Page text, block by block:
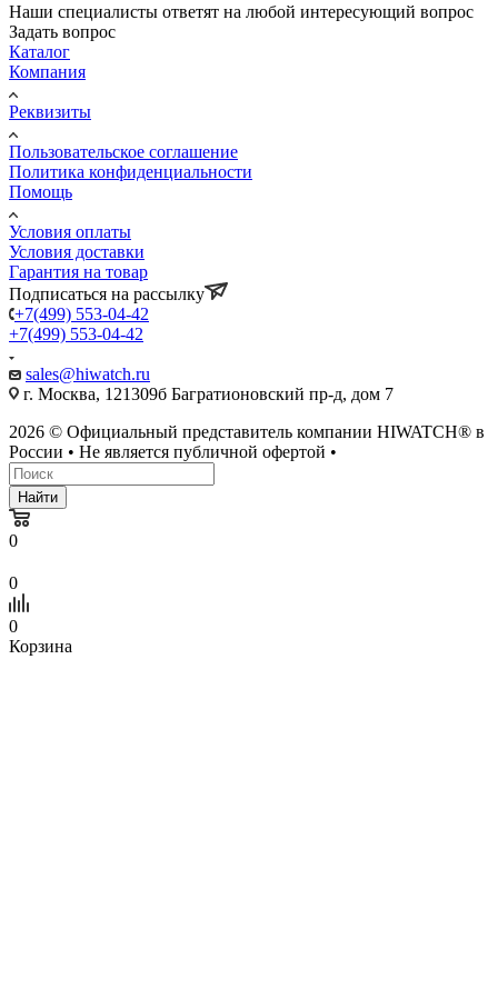
Наши специалисты ответят на любой интересующий вопрос
Задать вопрос
Каталог
Компания
Реквизиты
Пользовательское соглашение
Политика конфиденциальности
Помощь
Условия оплаты
Условия доставки
Гарантия на товар
Подписаться на рассылку
+7(499) 553-04-42
+7(499) 553-04-42
sales@hiwatch.ru
г. Москва, 121309б Багратионовский пр-д, дом 7
2026 © Официальный представитель компании HIWATCH® в
России • Не является публичной офертой •
Найти
0
0
0
Корзина